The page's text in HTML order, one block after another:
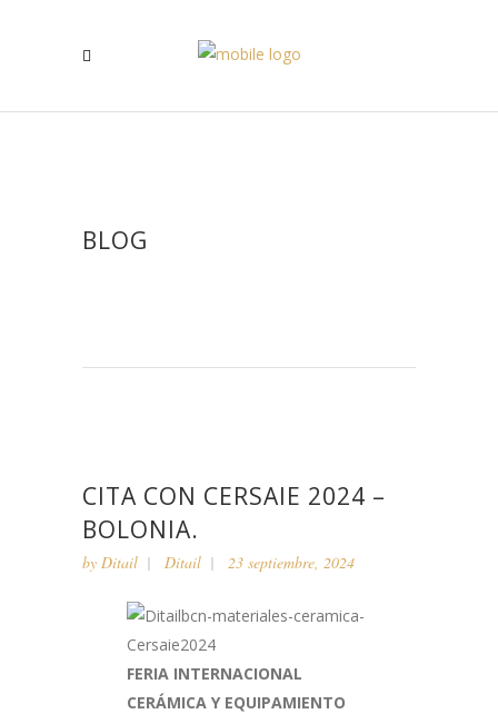
BLOG
CITA CON CERSAIE 2024 –
BOLONIA.
by Ditail Ditail 23 septiembre, 2024
FERIA INTERNACIONAL
CERÁMICA Y EQUIPAMIENTO